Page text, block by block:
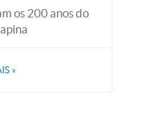
os 200 anos do
»